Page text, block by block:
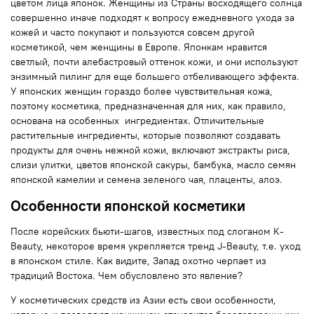
цветом лица японок. Женщины из Страны восходящего солнца
совершенно иначе подходят к вопросу ежедневного ухода за
кожей и часто покупают и пользуются совсем другой
косметикой, чем женщины в Европе. Японкам нравится
светлый, почти алебастровый оттенок кожи, и они используют
энзимный пилинг для еще большего отбеливающего эффекта.
У японских женщин гораздо более чувствительная кожа,
поэтому косметика, предназначенная для них, как правило,
основана на особенных ингредиентах. Отличительные
растительные ингредиенты, которые позволяют создавать
продукты для очень нежной кожи, включают экстракты риса,
слизи улитки, цветов японской сакуры, бамбука, масло семян
японской камелии и семена зеленого чая, плаценты, алоэ.
Особенности японской косметики
После корейских бьюти-шагов, известных под слоганом K-
Beauty, некоторое время укрепляется тренд J-Beauty, т.е. уход
в японском стиле. Как видите, Запад охотно черпает из
традиций Востока. Чем обусловлено это явление?
У косметических средств из Азии есть свои особенности,